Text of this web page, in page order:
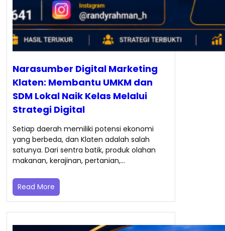
Narasumber Digital Marketing
Klaten: Membantu UMKM dan
SDM Lokal Naik Kelas Melalui
Strategi Digital
Setiap daerah memiliki potensi ekonomi
yang berbeda, dan Klaten adalah salah
satunya. Dari sentra batik, produk olahan
makanan, kerajinan, pertanian,…
Read More